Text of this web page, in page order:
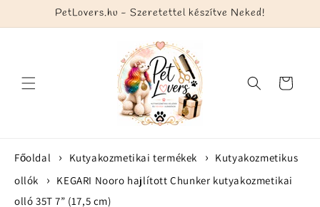
PetLovers.hu - Szeretettel készítve Neked!
Kosár
Főoldal Kutyakozmetikai termékek
Kutyakozmetikus
ollók
KEGARI Nooro hajlított Chunker kutyakozmetikai
olló 35T 7” (17,5 cm)